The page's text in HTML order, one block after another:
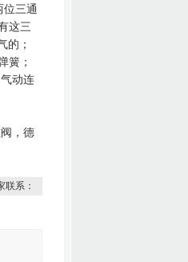
位三通
这三
的 ；
簧 ；
气动连
，德
系：